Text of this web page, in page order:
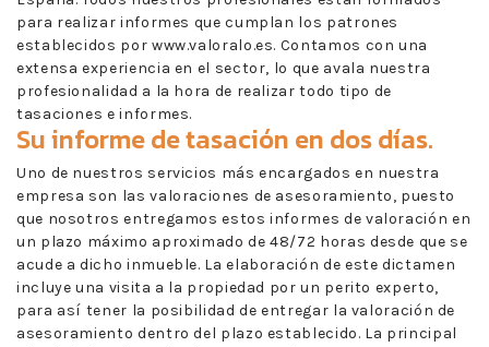
para realizar informes que cumplan los patrones
establecidos por www.valoralo.es. Contamos con una
extensa experiencia en el sector, lo que avala nuestra
profesionalidad a la hora de realizar todo tipo de
tasaciones e informes.
Su informe de tasación en dos días.
Uno de nuestros servicios más encargados en nuestra
empresa son las valoraciones de asesoramiento, puesto
que nosotros entregamos estos informes de valoración en
un plazo máximo aproximado de 48/72 horas desde que se
acude a dicho inmueble. La elaboración de este dictamen
incluye una visita a la propiedad por un perito experto,
para así tener la posibilidad de entregar la valoración de
asesoramiento dentro del plazo establecido. La principal